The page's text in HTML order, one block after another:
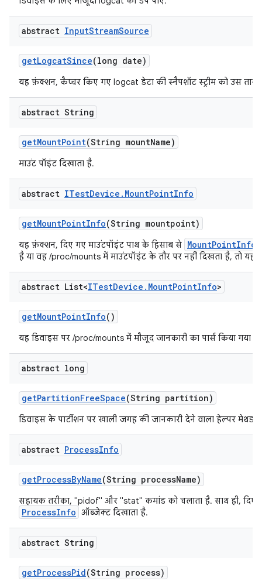
abstract InputStreamSource
getLogcatSince(long date)
यह फ़ंक्शन, कैप्चर किए गए logcat डेटा की स्नैपशॉट स्ट्रीम को उस
abstract String
getMountPoint(String mountName)
माउंट पॉइंट दिखाता है.
abstract ITestDevice . MountPointInfo
getMountPointInfo(String mountpoint)
यह फ़ंक्शन, दिए गए माउंटपॉइंट पाथ के हिसाब से MountPointInfo
है या वह /proc/mounts में माउंटपॉइंट के तौर पर नहीं दिखता है, तो
abstract List<ITestDevice . MountPointInfo>
getMountPointInfo()
यह डिवाइस पर /proc/mounts में मौजूद जानकारी का पार्स किया गया
abstract long
getPartitionFreeSpace(String partition)
डिवाइस के पार्टीशन पर खाली जगह की जानकारी देने वाला हेल्पर मेथड.
abstract ProcessInfo
getProcessByName(String processName)
सहायक तरीका, "pidof" और "stat" कमांड को चलाता है. साथ ही,
ProcessInfo ऑब्जेक्ट दिखाता है.
abstract String
getProcessPid(String process)